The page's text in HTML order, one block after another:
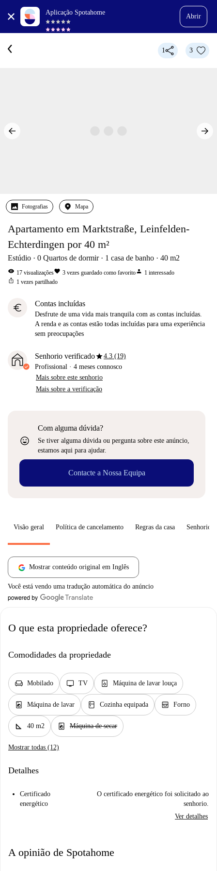
Aplicação Spotahome
Abrir
1 3
Fotografias Mapa
Apartamento em Marktstraße, Leinfelden-
Echterdingen por 40 m²
Estúdio 0 Quartos de dormir 1 casa de banho 40 m2
visibility 17 visualizaçõesfavorite 3 vezes guardado como favoritoperson 1 interessado
ios_share 1 vezes partilhado
euro Contas incluídas
Desfrute de uma vida mais tranquila com as contas incluídas.
A renda e as contas estão todas incluídas para uma experiência
sem preocupações
Senhorio verificadostar4.3 (19)
Profissional · 4 meses connosco
Mais sobre este senhorio
Mais sobre a verificação
sentiment_very_satisfied
Com alguma dúvida?
Se tiver alguma dúvida ou pergunta sobre este anúncio,
estamos aqui para ajudar.
Contacte a Nossa Equipa
Visão geral Política de cancelamento Regras da casa Senhorio
Mostrar conteúdo original em Inglês
Você está vendo uma tradução automática do anúncio
O que esta propriedade oferece?
Comodidades da propriedade
chair Mobilado tv TV dishwasher_gen Máquina de lavar louça
local_laundry_service Máquina de lavar kitchen Cozinha equipada oven_gen Forno
square_foot 40 m2 local_laundry_service Máquina de secar
Mostrar todas (12)
Detalhes
Certificado
energético
O certificado energético foi solicitado ao
senhorio.
Ver detalhes
A opinião de Spotahome